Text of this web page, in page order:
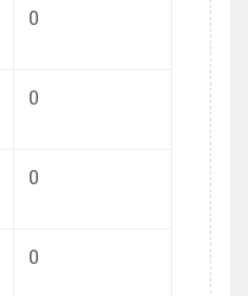
0
0
0
0